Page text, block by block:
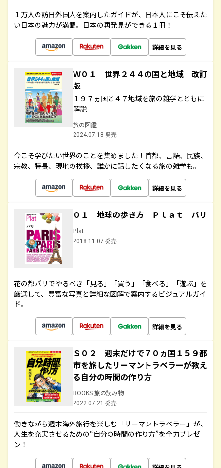
１万人の訪日外国人を案内したガイドが、日本人にこそ伝えた
い日本の魅力が満載。日本の再発見ができる１冊！
詳細を見る
Ｗ０１ 世界２４４の国と地域 改訂
版
１９７ヵ国と４７地域を旅の雑学とともに
解説
旅の図鑑
2024.07.18 発売
今こそ学びたい世界のことを集めました！首都、言語、民族、
宗教、特長、現地の挨拶、誰かに話したくなる旅の雑学も。
詳細を見る
０１ 地球の歩き方 Ｐｌａｔ パリ
Plat
2018.11.07 発売
花の都パリでやるべき「見る」「買う」「食べる」「遊ぶ」を
厳選して、豊富な写真と詳細な図解で案内するビジュアルガイ
ド。
詳細を見る
Ｓ０２ 週末だけで７０ヵ国１５９都
市を旅したリーマントラベラーが教え
る自分の時間の作り方
BOOKS 旅の読み物
2022.07.21 発売
働きながら週末海外旅行を楽しむ「リーマントラベラー」が、
人生を充実させるための“自分の時間の作り方”を全力プレゼ
ン！